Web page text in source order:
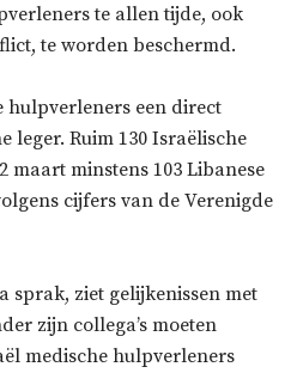
te allen tijde, ook
te worden beschermd.
hulpverleners een direct
leger. Ruim 130 Israëlische
maart minstens 103 Libanese
cijfers van de Verenigde
sprak, ziet gelijkenissen met
zijn collega’s moeten
medische hulpverleners